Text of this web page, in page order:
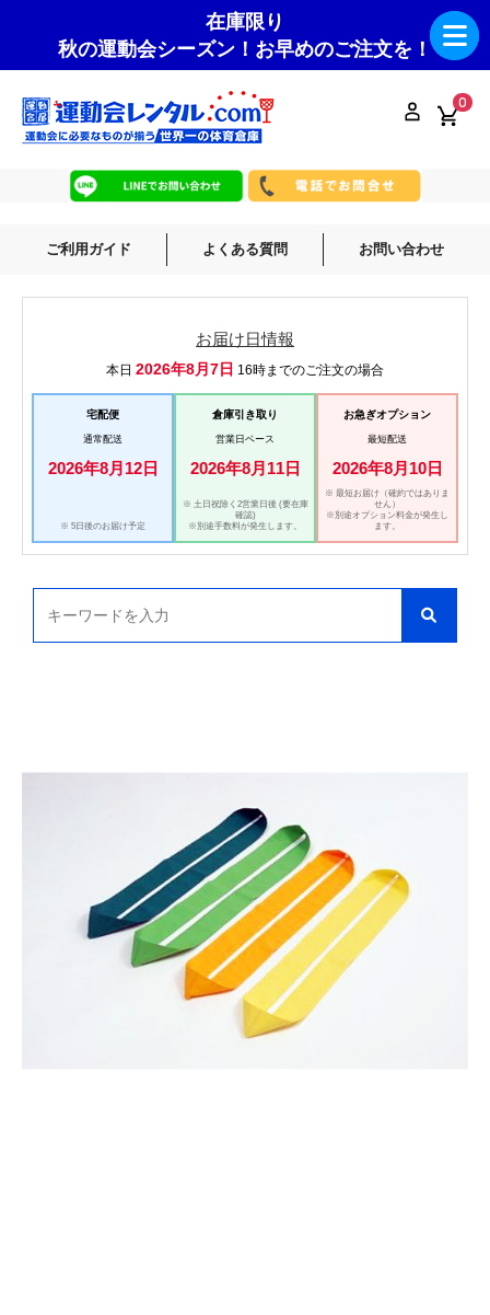
在庫限り
秋の運動会シーズン！お早めのご注文を！
0
ご利用ガイド よくある質問 お問い合わせ
お届け日情報
本日 2026年8月7日 16時までのご注文の場合
宅配便
通常配送
2026年8月12日
※ 5日後のお届け予定
倉庫引き取り
営業日ベース
2026年8月11日
※ 土日祝除く2営業日後 (要在庫
確認)
※別途手数料が発生します。
お急ぎオプション
最短配送
2026年8月10日
※ 最短お届け（確約ではありま
せん）
※別途オプション料金が発生し
ます。